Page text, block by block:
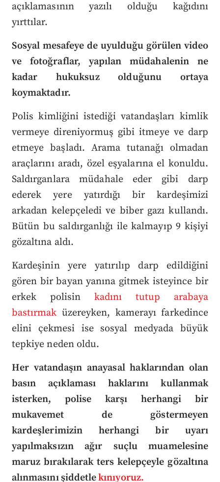
açıklamasının yazılı olduğu kağıdını
yırttılar.
Sosyal mesafeye de uyulduğu görülen video
ve fotoğraflar, yapılan müdahalenin ne
kadar hukuksuz olduğunu ortaya
koymaktadır.
Polis kimliğini istediği vatandaşları kimlik
vermeye direniyormuş gibi itmeye ve darp
etmeye başladı. Arama tutanağı olmadan
araçlarını aradı, özel eşyalarına el konuldu.
Saldırganlara müdahale eder gibi darp
ederek yere yatırdığı bir kardeşimizi
arkadan kelepçeledi ve biber gazı kullandı.
Bütün bu saldırganlığı ile kalmayıp 9 kişiyi
gözaltına aldı.
Kardeşinin yere yatırılıp darp edildiğini
gören bir bayan yanına gitmek isteyince bir
erkek polisin kadını tutup arabaya
bastırmak üzereyken, kamerayı farkedince
elini çekmesi ise sosyal medyada büyük
tepkiye neden oldu.
Her vatandaşın anayasal haklarından olan
basın açıklaması haklarını kullanmak
isterken, polise karşı herhangi bir
mukavemet de göstermeyen
kardeşlerimizin herhangi bir uyarı
yapılmaksızın ağır suçlu muamelesine
maruz bırakılarak ters kelepçeyle gözaltına
alınmasını şiddetlekınıyoruz.